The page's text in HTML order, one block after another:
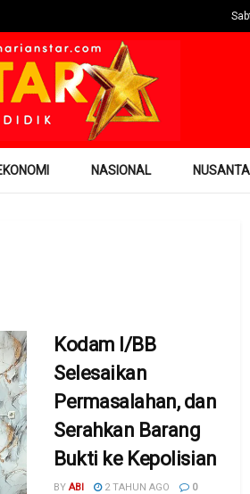
NASIONAL
Kodam I/BB
Selesaikan
Permasalahan, dan
Serahkan Barang
Bukti ke Kepolisian
BY ABI 2 TAHUN AGO 0